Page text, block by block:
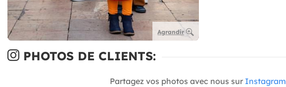
Agrandir
PHOTOS DE CLIENTS:
Partagez vos photos avec nous sur Instagram